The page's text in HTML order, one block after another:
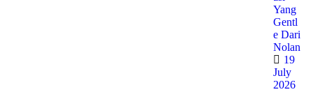
Yang
Gentl
e Dari
Nolan
19
July
2026